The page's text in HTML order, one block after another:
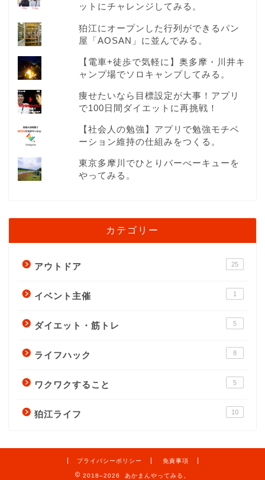
ットにチャレンジしてみる。
狛江にオープンした行列ができるパン
屋「AOSAN」に並んでみる。
【電車+徒歩で気軽に】奥多摩・川井キ
ャンプ場でソロキャンプしてみる。
痩せたいなら目標設定が大事！アプリ
で100日間ダイエットに再挑戦！
【社会人の勉強】アプリで勉強モチベ
ーション維持の仕組みをつくる。
東京多摩川でひとりバーべーキューを
やってみる。
カテゴリー
アウトドア 25
イベント主催 1
ダイエット・筋トレ 5
ライフハック 8
ワクワクすること 5
狛江ライフ 10
プライバシーポリシー 免責事項
2018–2026 あかまんやってみる。